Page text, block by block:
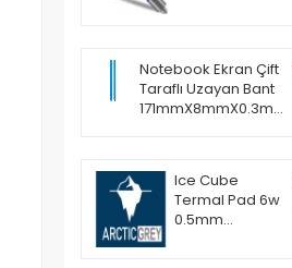
Notebook Ekran Çift
Taraflı Uzayan Bant
171mmX8mmX0.3mm
Ice Cube
Termal Pad 6w
0.5mm